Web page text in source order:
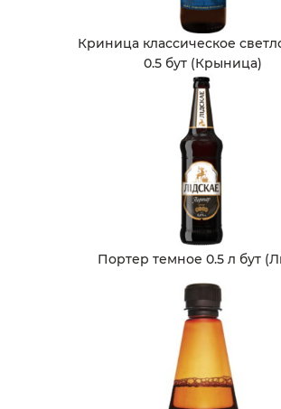
Криница классическое
0.5 бут (Крыница)
Портер темное 0.5 л бут